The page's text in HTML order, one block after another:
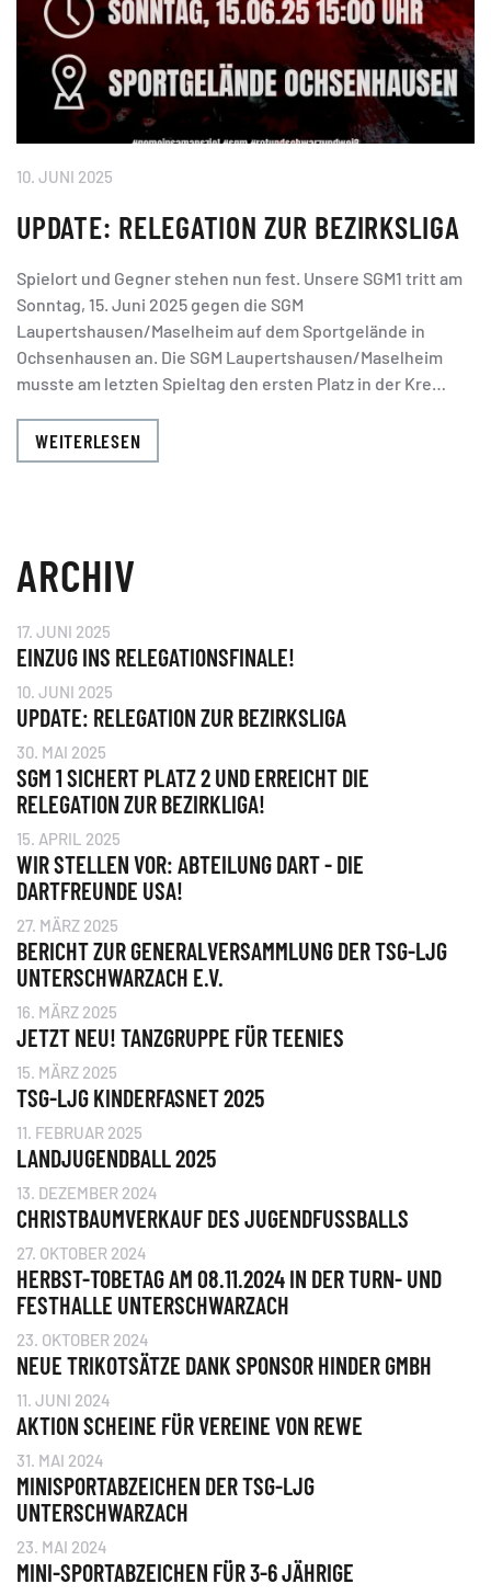
10. JUNI 2025
UPDATE: RELEGATION ZUR BEZIRKSLIGA
Spielort und Gegner stehen nun fest. Unsere SGM1 tritt am
Sonntag, 15. Juni 2025 gegen die SGM
Laupertshausen/Maselheim auf dem Sportgelände in
Ochsenhausen an. Die SGM Laupertshausen/Maselheim
musste am letzten Spieltag den ersten Platz in der Kre…
WEITERLESEN
ARCHIV
17. JUNI 2025
EINZUG INS RELEGATIONSFINALE!
10. JUNI 2025
UPDATE: RELEGATION ZUR BEZIRKSLIGA
30. MAI 2025
SGM 1 SICHERT PLATZ 2 UND ERREICHT DIE
RELEGATION ZUR BEZIRKLIGA!
15. APRIL 2025
WIR STELLEN VOR: ABTEILUNG DART - DIE
DARTFREUNDE USA!
27. MÄRZ 2025
BERICHT ZUR GENERALVERSAMMLUNG DER TSG-LJG
UNTERSCHWARZACH E.V.
16. MÄRZ 2025
JETZT NEU! TANZGRUPPE FÜR TEENIES
15. MÄRZ 2025
TSG-LJG KINDERFASNET 2025
11. FEBRUAR 2025
LANDJUGENDBALL 2025
13. DEZEMBER 2024
CHRISTBAUMVERKAUF DES JUGENDFUSSBALLS
27. OKTOBER 2024
HERBST-TOBETAG AM 08.11.2024 IN DER TURN- UND
FESTHALLE UNTERSCHWARZACH
23. OKTOBER 2024
NEUE TRIKOTSÄTZE DANK SPONSOR HINDER GMBH
11. JUNI 2024
AKTION SCHEINE FÜR VEREINE VON REWE
31. MAI 2024
MINISPORTABZEICHEN DER TSG-LJG
UNTERSCHWARZACH
23. MAI 2024
MINI-SPORTABZEICHEN FÜR 3-6 JÄHRIGE